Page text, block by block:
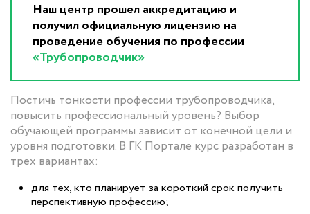
Наш центр прошел аккредитацию и
получил официальную лицензию на
проведение обучения по профессии
«Трубопроводчик»
Постичь тонкости профессии трубопроводчика,
повысить профессиональный уровень? Выбор
обучающей программы зависит от конечной цели и
уровня подготовки. В ГК Портале курс разработан в
трех вариантах:
для тех, кто планирует за короткий срок получить
перспективную профессию;